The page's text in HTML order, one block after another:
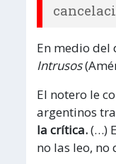
En medio del
Intrusos
El notero le
argentinos
la crítica.(…)
no las leo, no